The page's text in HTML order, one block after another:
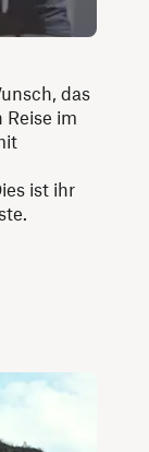
das
im
ist ihr